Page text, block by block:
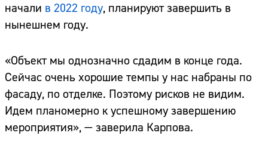
начали в 2022 году, планируют завершить в
нынешнем году.
«Объект мы однозначно сдадим в конце года.
Сейчас очень хорошие темпы у нас набраны по
фасаду, по отделке. Поэтому рисков не видим.
Идем планомерно к успешному завершению
мероприятия», — заверила Карпова.